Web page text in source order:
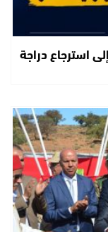
استرجاع دراجة